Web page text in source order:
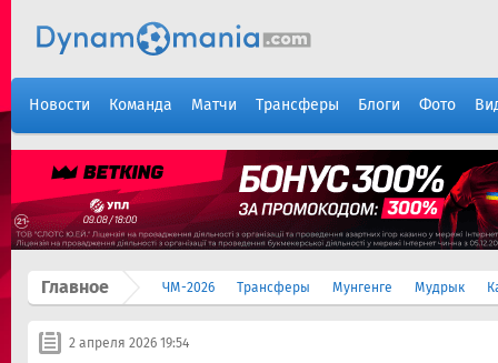
Новости Команда Матчи Трансферы Блоги Фото
Главное ЧМ-2026 Трансферы Мунгенге Мудрык
2 апреля 2026 19:54